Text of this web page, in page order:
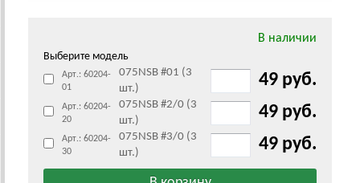
В наличии
Выберите модель
Арт.: 60204-
01
075NSB #01 (3
шт.)
49 руб.
Арт.: 60204-
20
075NSB #2/0 (3
шт.)
49 руб.
Арт.: 60204-
30
075NSB #3/0 (3
шт.)
49 руб.